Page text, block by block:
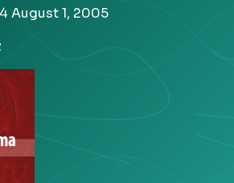
August 1, 2005